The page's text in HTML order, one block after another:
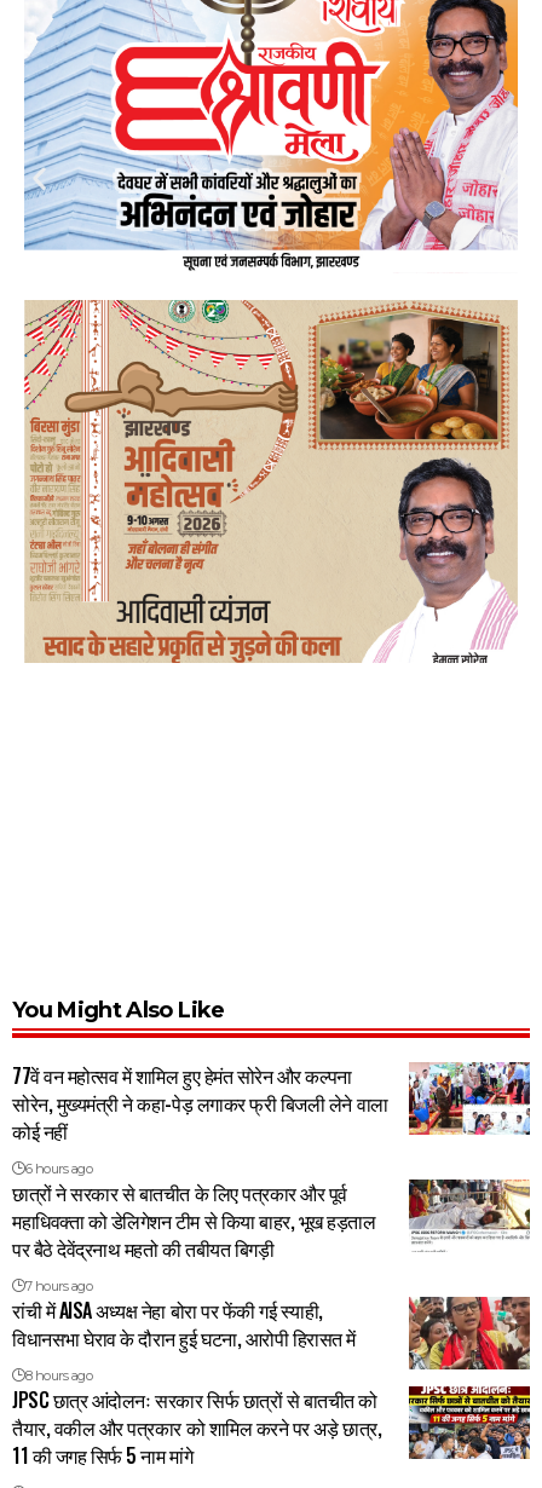
You Might Also Like
77वें वन महोत्सव में शामिल हुए हेमंत सोरेन और कल्पना
सोरेन, मुख्यमंत्री ने कहा-पेड़ लगाकर फ्री बिजली लेने वाला
कोई नहीं
6 hours ago
छात्रों ने सरकार से बातचीत के लिए पत्रकार और पूर्व
महाधिवक्ता को डेलिगेशन टीम से किया बाहर, भूख हड़ताल
पर बैठे देवेंद्रनाथ महतो की तबीयत बिगड़ी
7 hours ago
रांची में AISA अध्यक्ष नेहा बोरा पर फेंकी गई स्याही,
विधानसभा घेराव के दौरान हुई घटना, आरोपी हिरासत में
8 hours ago
JPSC छात्र आंदोलनः सरकार सिर्फ छात्रों से बातचीत को
तैयार, वकील और पत्रकार को शामिल करने पर अड़े छात्र,
11 की जगह सिर्फ 5 नाम मांगे